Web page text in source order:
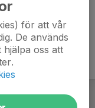
för att vår
De används
oss att